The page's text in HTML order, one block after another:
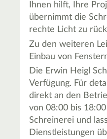
Ihnen hilft, Ihre
übernimmt die
rechte Licht zu
Zu den weiteren
Einbau von
Die Erwin Heigl
Verfügung. Für
direkt an den
von 08:00 bis
Schreinerei und
Dienstleistungen